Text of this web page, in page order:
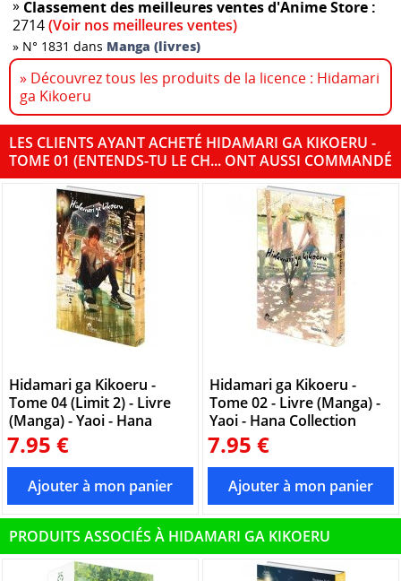
» Classement des meilleures ventes d'Anime Store :
2714(Voir nos meilleures ventes)
» N° 1831 dans Manga (livres)
» Découvrez tous les produits de la licence : Hidamari
ga Kikoeru
LES CLIENTS AYANT ACHETÉ HIDAMARI GA KIKOERU -
TOME 01 (ENTENDS-TU LE CH... ONT AUSSI COMMANDÉ
Hidamari ga Kikoeru -
Tome 04 (Limit 2) - Livre
(Manga) - Yaoi - Hana
7.95 €
Hidamari ga Kikoeru -
Tome 02 - Livre (Manga) -
Yaoi - Hana Collection
7.95 €
PRODUITS ASSOCIÉS À HIDAMARI GA KIKOERU